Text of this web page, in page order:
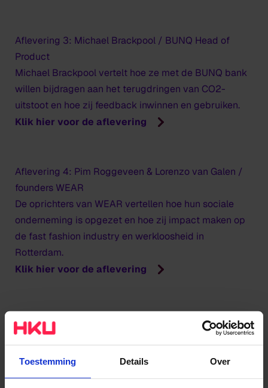
Toestemming Details Over
Aflevering 3: Michael Brackpool / BUNQ Head of
Product
Michael Brackpool vertelt hoe ze met de BUNQ bank
willen bijdragen aan het terugdringen van CO2-
uitstoot en hoe zij feedback inwinnen en gebruiken.
Klik hier voor de aflevering
Aflevering 4: Pim Roggeveen & Lorenzo van Galen /
founders WEAR
De oprichters van WEAR vertellen hoe hun sociale
onderneming is opgezet en hoe zij impact maken op
de fast fashion industry en werkloosheid in
Rotterdam.
Klik hier voor de aflevering
Aflevering 5: Marieke Gervers / Oprichter & directeur
Stichting sQuare
en een super indrukwekkende innovator in het